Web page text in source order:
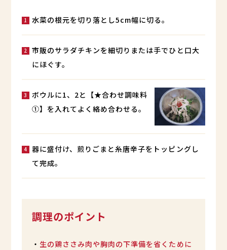
水菜の根元を切り落とし5cm幅に切る。
市販のサラダチキンを細切りまたは手でひと口大
にほぐす。
ボウルに1、2と【★合わせ調味料
①】を入れてよく絡め合わせる。
器に盛付け、煎りごまと糸唐辛子をトッピングし
て完成。
調理のポイント
・ 生の鶏ささみ肉や胸肉の下準備を省くために